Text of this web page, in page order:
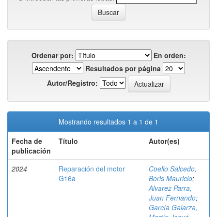
Ordenar por:
En orden:
Resultados por página
Autor/Registro:
Mostrando resultados 1 a 1 de 1
Fecha de
publicación
Título Autor(es)
2024
Reparación del motor
G16a
Coello Salcedo,
Boris Mauricio;
Alvarez Parra,
Juan Fernando;
García Galarza,